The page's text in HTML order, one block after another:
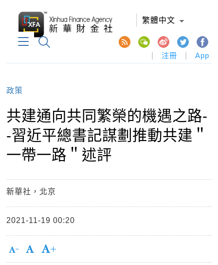
繁體中文
注冊 App
政策
共建通向共同繁榮的機遇之路-
-習近平總書記謀劃推動共建＂
一帶一路＂述評
新華社，北京
2021-11-19 00:20